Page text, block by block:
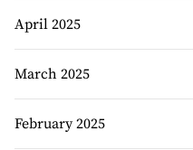
April 2025
March 2025
February 2025